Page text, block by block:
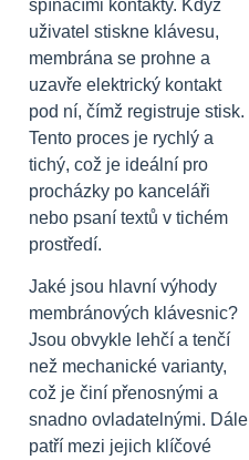
spínacími kontakty. Když
uživatel stiskne klávesu,
membrána se prohne a
uzavře elektrický kontakt
pod ní, čímž registruje stisk.
Tento proces je rychlý a
tichý, což je ideální pro
procházky po kanceláři
nebo psaní textů v tichém
prostředí.
Jaké jsou hlavní výhody
membránových klávesnic?
Jsou obvykle lehčí a tenčí
než mechanické varianty,
což je činí přenosnými a
snadno ovladatelnými. Dále
patří mezi jejich klíčové